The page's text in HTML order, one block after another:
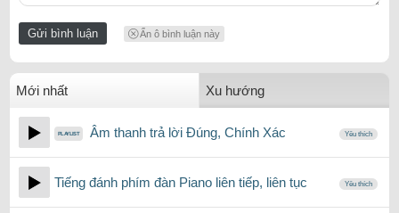
Ẩn ô bình luận này
Mới nhất Xu hướng
Âm thanh trả lời Đúng, Chính Xác Yêu thích
Tiếng đánh phím đàn Piano liên tiếp, liên tục Yêu thích